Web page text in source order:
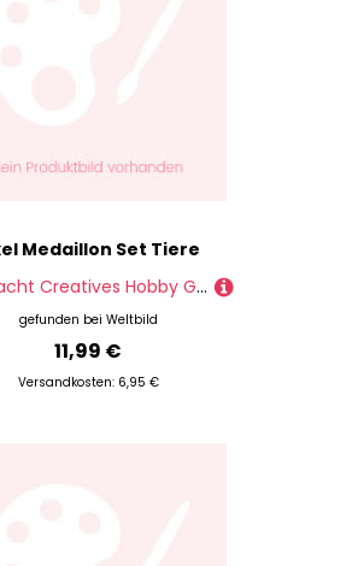
Medaillon Set Tiere
Creatives Hobby GmbH
gefunden bei Weltbild
11,99 €
Versandkosten: 6,95 €